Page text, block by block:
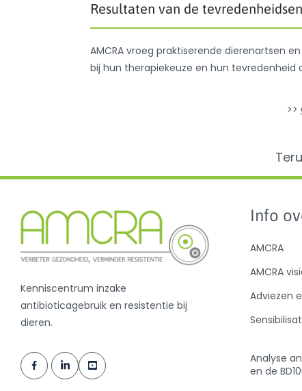
Resultaten van de
AMCRA vroeg praktiserende dierenartsen
bij hun therapiekeuze en hun tevredenheid
>>
Kenniscentrum inzake
antibioticagebruik en resistentie bij
dieren.
Info
AMCRA
AMCRA
Adviezen
Analyse
en de